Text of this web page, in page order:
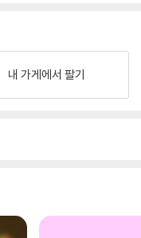
내 가게에서 팔기